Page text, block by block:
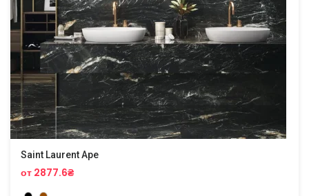
Saint Laurent Ape
от 2877.6₴